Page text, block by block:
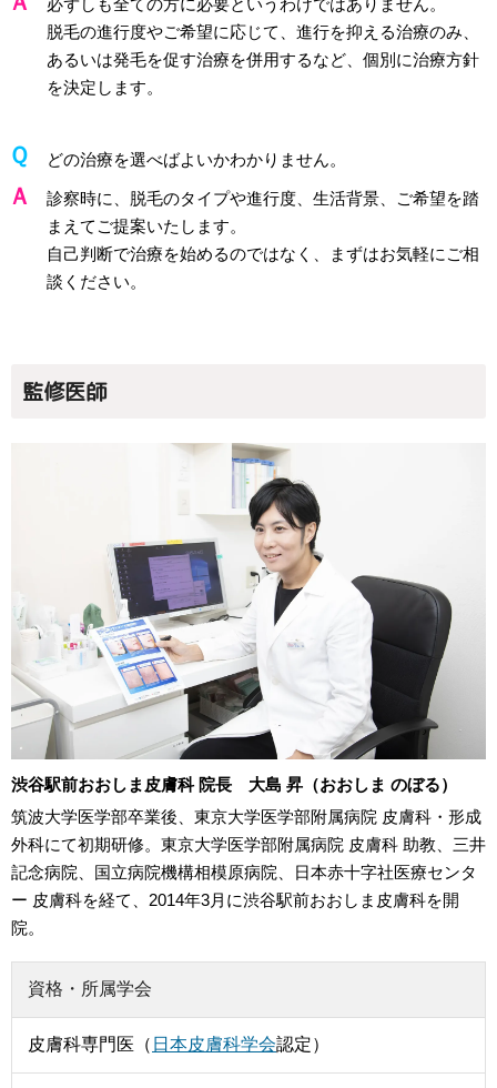
脱毛の進行度やご希望に応じて、進行を抑える治療のみ、
あるいは発毛を促す治療を併用するなど、個別に治療方針
を決定します。
どの治療を選べばよいかわかりません。
診察時に、脱毛のタイプや進行度、生活背景、ご希望を踏
まえてご提案いたします。
自己判断で治療を始めるのではなく、まずはお気軽にご相
談ください。
監修医師
渋谷駅前おおしま皮膚科 院長 大島 昇（おおしま のぼる）
筑波大学医学部卒業後、東京大学医学部附属病院 皮膚科・形成
外科にて初期研修。東京大学医学部附属病院 皮膚科 助教、三井
記念病院、国立病院機構相模原病院、日本赤十字社医療センタ
ー 皮膚科を経て、2014年3月に渋谷駅前おおしま皮膚科を開
院。
資格・所属学会
皮膚科専門医（ 日本皮膚科学会認定）